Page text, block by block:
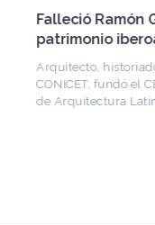
Falleció Ramón
patrimonio
Arquitecto,
CONICET, fundó el
de Arquitectura